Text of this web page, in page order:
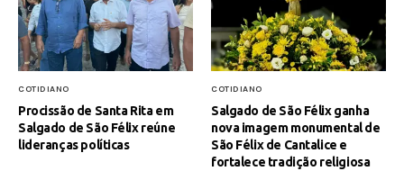
COTIDIANO
Procissão de Santa Rita em
Salgado de São Félix reúne
lideranças políticas
COTIDIANO
Salgado de São Félix ganha
nova imagem monumental de
São Félix de Cantalice e
fortalece tradição religiosa